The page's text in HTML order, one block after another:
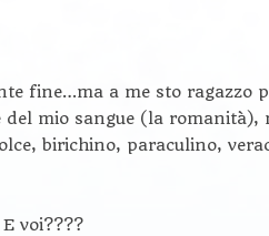
fine…ma a me sto ragazzo
mio sangue (la romanità),
birichino, paraculino,
voi????